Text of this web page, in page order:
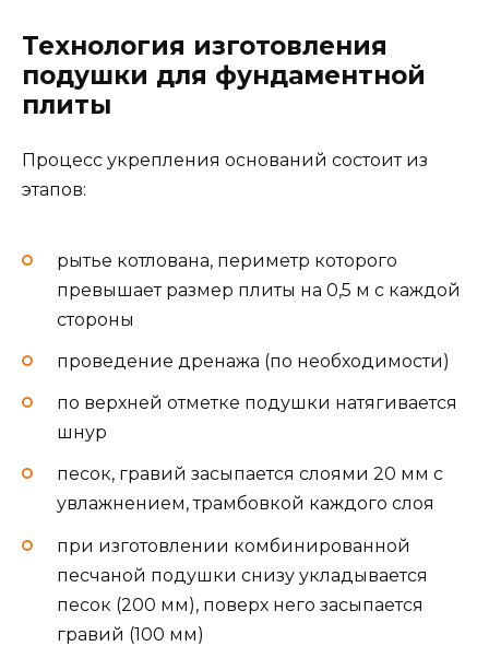
Технология изготовления
подушки для фундаментной
плиты
Процесс укрепления оснований состоит из
этапов:
рытье котлована, периметр которого
превышает размер плиты на 0,5 м с каждой
стороны
проведение дренажа (по необходимости)
по верхней отметке подушки натягивается
шнур
песок, гравий засыпается слоями 20 мм с
увлажнением, трамбовкой каждого слоя
при изготовлении комбинированной
песчаной подушки снизу укладывается
песок (200 мм), поверх него засыпается
гравий (100 мм)